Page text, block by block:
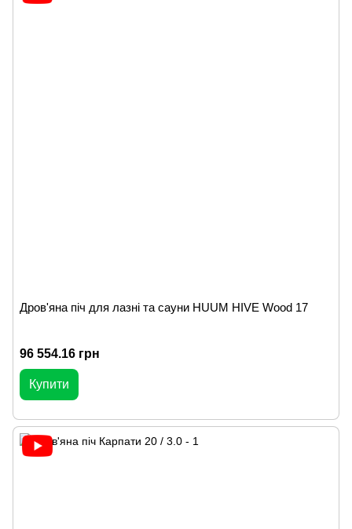
Дров'яна піч для лазні та сауни HUUM HIVE Wood 17
96 554.16 грн
Купити